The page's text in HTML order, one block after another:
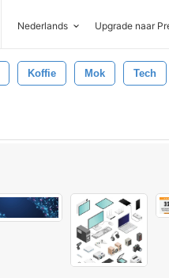
Nederlands Upgrade naar
Koffie Mok Tech